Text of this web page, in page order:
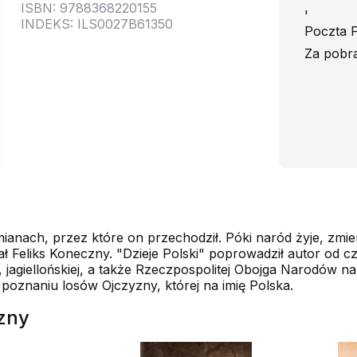
ISBN: 9788368220155
INDEKS: ILS0027B61350
'
Poczta
Za
przez które on przechodził. Póki naród żyje,
Feliks Koneczny. "Dzieje Polski" poprowadził autor od
a także Rzeczpospolitej Obojga Narodów
losów Ojczyzny, której na imię Polska.